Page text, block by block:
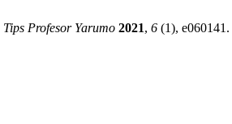
Tips Profesor Yarumo 2021, 6 (1), e060141.